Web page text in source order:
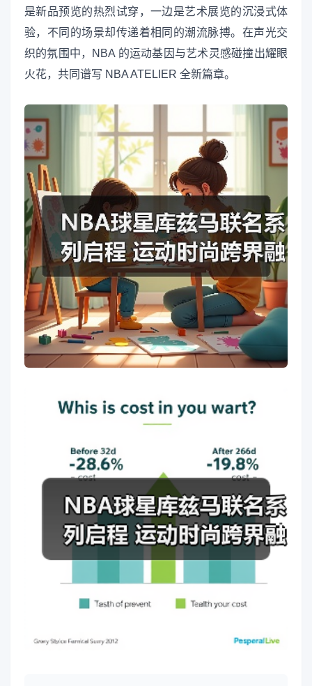
是新品预览的热烈试穿，一边是艺术展览的沉浸式体
验，不同的场景却传递着相同的潮流脉搏。在声光交
织的氛围中，NBA 的运动基因与艺术灵感碰撞出耀眼
火花，共同谱写 NBA ATELIER 全新篇章。